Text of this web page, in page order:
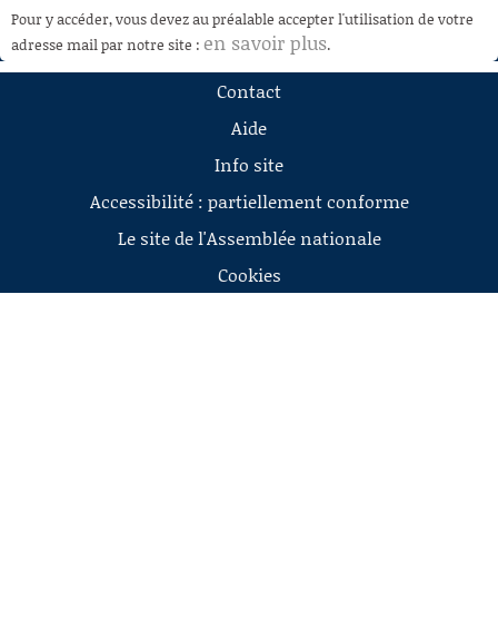
RECHERCHE
AIDE À LA DÉCOUPE
DE VIDÉOS
Pour y accéder, vous devez au préalable accepter l'utilisation de votre
adresse mail par notre site : en savoir plus.
Contact
Aide
Info site
Accessibilité : partiellement conforme
Le site de l'Assemblée nationale
Cookies